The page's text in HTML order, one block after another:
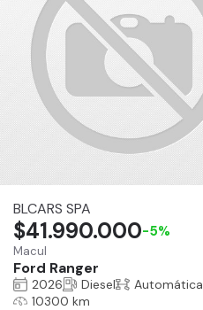
BLCARS SPA
Macul
Ford Ranger
$41.990.000-5%
2026 Diesel
Automática
10300 km